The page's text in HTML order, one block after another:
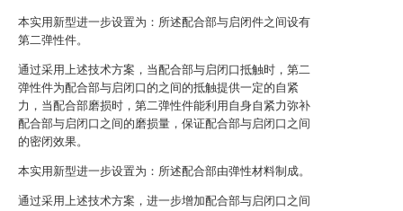
本实用新型进一步设置为：所述配合部与启闭件之间设有
第二弹性件。
通过采用上述技术方案，当配合部与启闭口抵触时，第二
弹性件为配合部与启闭口的之间的抵触提供一定的自紧
力，当配合部磨损时，第二弹性件能利用自身自紧力弥补
配合部与启闭口之间的磨损量，保证配合部与启闭口之间
的密闭效果。
本实用新型进一步设置为：所述配合部由弹性材料制成。
通过采用上述技术方案，进一步增加配合部与启闭口之间